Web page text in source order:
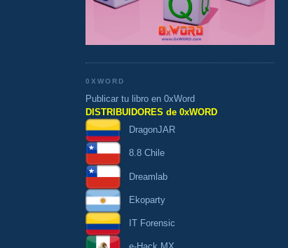
0XWORD
Publicar tu libro en 0xWord
DISTRIBUIDORES de 0xWORD
DragonJAR
8.8 Chile
Dreamlab
Ekoparty
IT Forensic